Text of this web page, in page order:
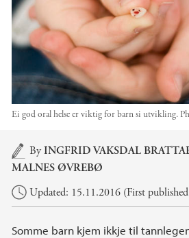
Ei god oral helse er viktig for barn si utvikling.
Main content
ByINGFRID VAKSDAL
MALNES ØVREBØ
Updated: 15.11.2016 (First
Somme barn kjem ikkje til